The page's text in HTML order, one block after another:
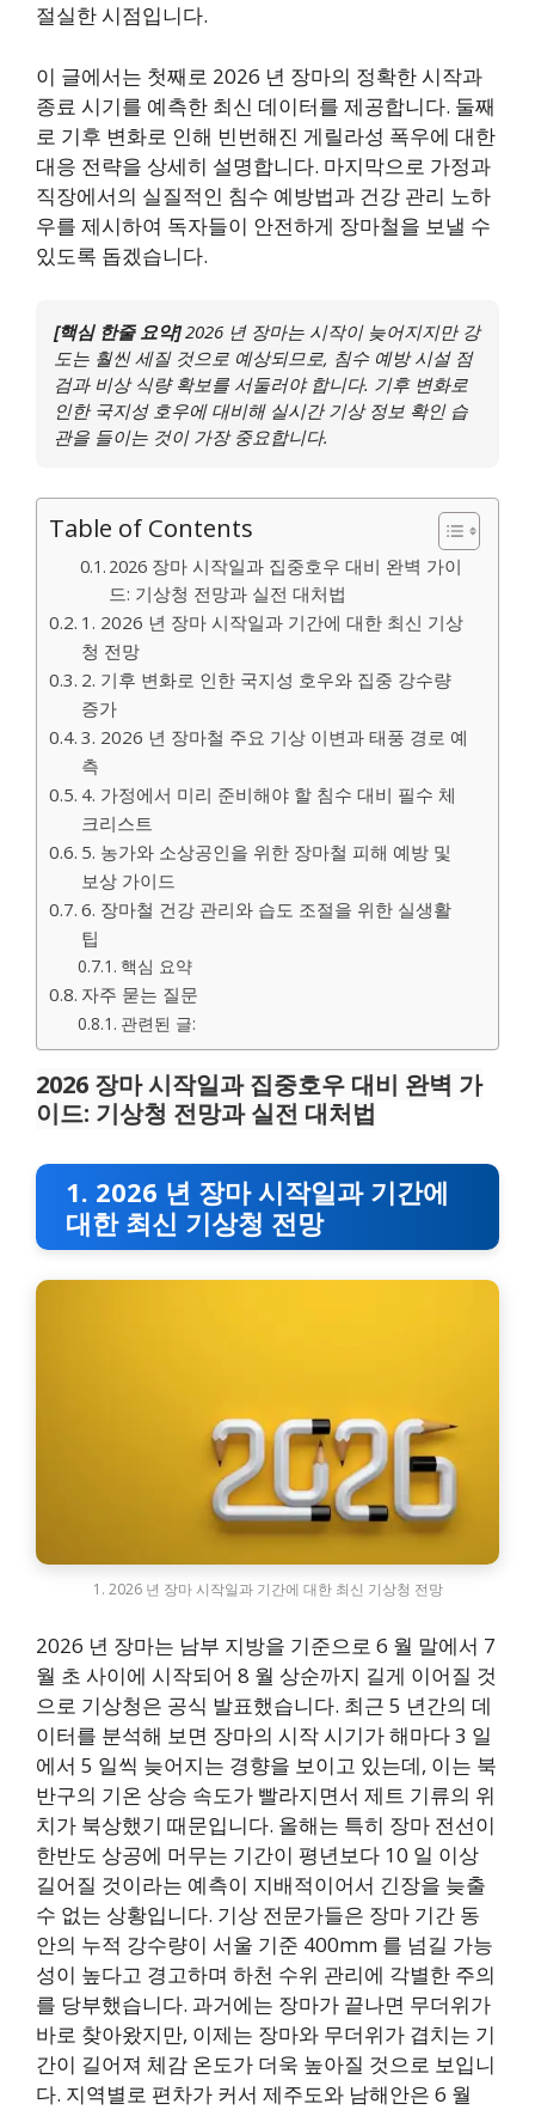
절실한 시점입니다.
이 글에서는 첫째로 2026 년 장마의 정확한 시작과
종료 시기를 예측한 최신 데이터를 제공합니다. 둘째
로 기후 변화로 인해 빈번해진 게릴라성 폭우에 대한
대응 전략을 상세히 설명합니다. 마지막으로 가정과
직장에서의 실질적인 침수 예방법과 건강 관리 노하
우를 제시하여 독자들이 안전하게 장마철을 보낼 수
있도록 돕겠습니다.
[핵심 한줄 요약]2026 년 장마는 시작이 늦어지지만 강
도는 훨씬 세질 것으로 예상되므로, 침수 예방 시설 점
검과 비상 식량 확보를 서둘러야 합니다. 기후 변화로
인한 국지성 호우에 대비해 실시간 기상 정보 확인 습
관을 들이는 것이 가장 중요합니다.
Table of Contents
2026 장마 시작일과 집중호우 대비 완벽 가이
드: 기상청 전망과 실전 대처법
1. 2026 년 장마 시작일과 기간에 대한 최신 기상
청 전망
2. 기후 변화로 인한 국지성 호우와 집중 강수량
증가
3. 2026 년 장마철 주요 기상 이변과 태풍 경로 예
측
4. 가정에서 미리 준비해야 할 침수 대비 필수 체
크리스트
5. 농가와 소상공인을 위한 장마철 피해 예방 및
보상 가이드
6. 장마철 건강 관리와 습도 조절을 위한 실생활
팁
핵심 요약
자주 묻는 질문
관련된 글:
2026 장마 시작일과 집중호우 대비 완벽 가
이드: 기상청 전망과 실전 대처법
1. 2026 년 장마 시작일과 기간에
대한 최신 기상청 전망
1. 2026 년 장마 시작일과 기간에 대한 최신 기상청 전망
2026 년 장마는 남부 지방을 기준으로 6 월 말에서 7
월 초 사이에 시작되어 8 월 상순까지 길게 이어질 것
으로 기상청은 공식 발표했습니다. 최근 5 년간의 데
이터를 분석해 보면 장마의 시작 시기가 해마다 3 일
에서 5 일씩 늦어지는 경향을 보이고 있는데, 이는 북
반구의 기온 상승 속도가 빨라지면서 제트 기류의 위
치가 북상했기 때문입니다. 올해는 특히 장마 전선이
한반도 상공에 머무는 기간이 평년보다 10 일 이상
길어질 것이라는 예측이 지배적이어서 긴장을 늦출
수 없는 상황입니다. 기상 전문가들은 장마 기간 동
안의 누적 강수량이 서울 기준 400mm 를 넘길 가능
성이 높다고 경고하며 하천 수위 관리에 각별한 주의
를 당부했습니다. 과거에는 장마가 끝나면 무더위가
바로 찾아왔지만, 이제는 장마와 무더위가 겹치는 기
간이 길어져 체감 온도가 더욱 높아질 것으로 보입니
다. 지역별로 편차가 커서 제주도와 남해안은 6 월